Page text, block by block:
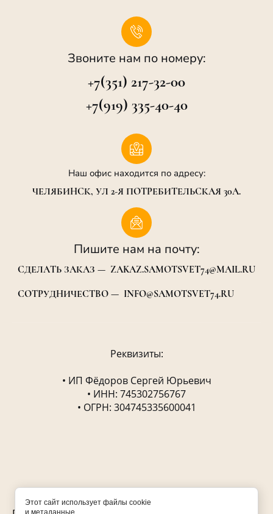
+7(351) 217-32-00
+7(919) 335-40-40
Звоните нам по номеру:
ЧЕЛЯБИНСК, УЛ 2-Я ПОТРЕБИТЕЛЬСКАЯ 30А.
Наш офис находится по адресу:
СДЕЛАТЬ ЗАКАЗ — ZAKAZ.SAMOTSVET74@MAIL.RU
СОТРУДНИЧЕСТВО — INFO@SAMOTSVET74.RU
Пишите нам на почту:
Реквизиты:
• ИП Фёдоров Сергей Юрьевич
• ИНН: 745302756767
• ОГРН: 304745335600041
ТК"Самоцвет"© 2025
Этот сайт использует файлы cookie
и метаданные.